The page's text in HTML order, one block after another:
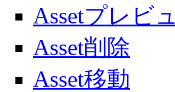
Assetプレビ
Asset削除
Asset移動